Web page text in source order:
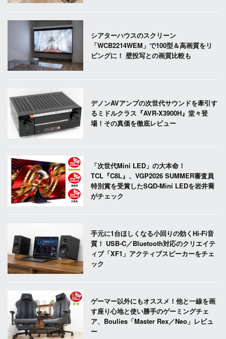
シアターハウスのスクリーン
「WCB2214WEM」で100型＆高画質をリ
ビングに！ 壁投写との画質比較も
デノンAVアンプの次世代サウンドを牽引す
るミドルクラス『AVR-X3900H』堂々登
場！その真価を徹底レビュー
「次世代Mini LED」の大本命！
TCL『C8L』、VGP2026 SUMMER審査員
特別賞を受賞したSQD-Mini LEDを岩井喬
がチェック
手元に1台ほしくなる小回りの効くHi-Fi音
質！ USB-C／Bluetooth対応のクリエイテ
ィブ「XF1」アクティブスピーカーをチェ
ック
ゲーマー以外にもオススメ！他と一線を画
す座り心地と使い勝手のゲーミングチェ
ア、Boulies「Master Rex／Neo」レビュ
ー